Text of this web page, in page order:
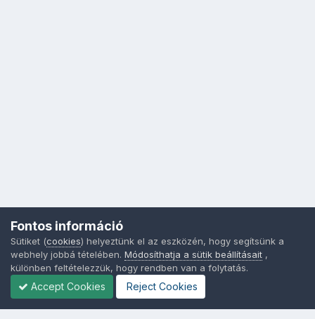
Fontos információ
Sütiket (cookies) helyeztünk el az eszközén, hogy segítsünk a
webhely jobbá tételében. Módosíthatja a sütik beállításait ,
különben feltételezzük, hogy rendben van a folytatás.
Accept Cookies Reject Cookies